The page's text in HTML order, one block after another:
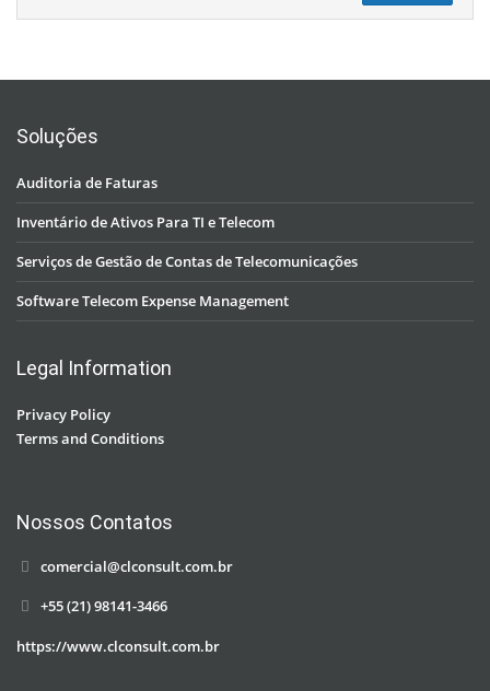
Soluções
Auditoria de Faturas
Inventário de Ativos Para TI e Telecom
Serviços de Gestão de Contas de Telecomunicações
Software Telecom Expense Management
Legal Information
Privacy Policy
Terms and Conditions
Nossos Contatos
comercial@clconsult.com.br
+55 (21) 98141-3466
https://www.clconsult.com.br